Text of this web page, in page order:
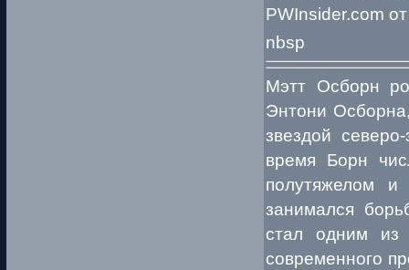
PWInsider.com
nbsp
Мэтт Осборн
Энтони
звездой
время Борн
полутяжелом
занимался
стал одним из
современного